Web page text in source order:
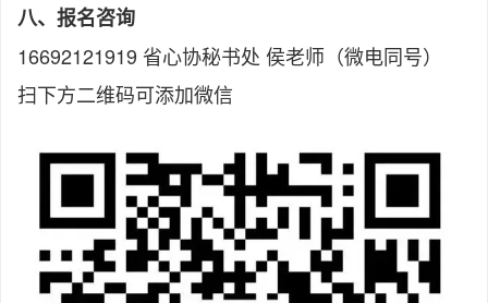
八、报名咨询
16692121919 省心协秘书处 侯老师（微电同号）
扫下方二维码可添加微信